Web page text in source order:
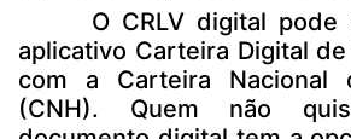
O CRLV digital pode
aplicativo Carteira Digital
com a Carteira Nacional
(CNH). Quem não